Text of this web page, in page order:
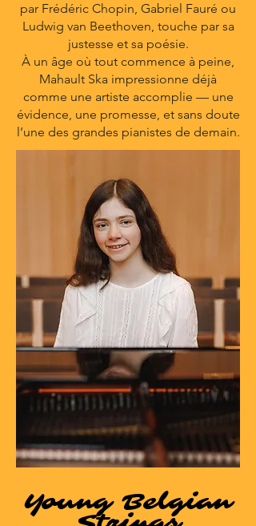
par Frédéric Chopin, Gabriel Fauré ou
Ludwig van Beethoven, touche par sa
justesse et sa poésie.
À un âge où tout commence à peine,
Mahault Ska impressionne déjà
comme une artiste accomplie — une
évidence, une promesse, et sans doute
l’une des grandes pianistes de demain.
Young Belgian